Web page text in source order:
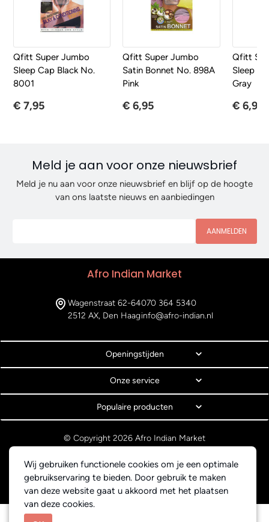
Wij gebruiken functionele cookies om je een optimale
gebruikservaring te bieden. Door gebruik te maken
van deze website gaat u akkoord met het plaatsen
van deze cookies.
Qfitt Super Jumbo
Sleep Cap Black No.
8001
€ 7,95
Qfitt Super Jumbo
Satin Bonnet No. 898A
Pink
€ 6,95
Qfitt
Sleep
Gray
€ 6,95
Meld je aan voor onze nieuwsbrief
Meld je nu aan voor onze nieuwsbrief en blijf op de hoogte
van ons laatste nieuws en aanbiedingen
AANMELDEN
Afro Indian Market
Wagenstraat 62-64
2512 AX, Den Haag
070 364 5340
info@afro-indian.nl
Openingstijden
Onze service
Populaire producten
© Copyright 2026 Afro Indian Market
Privacyverklaring
Webdesign BEWISE Solutions